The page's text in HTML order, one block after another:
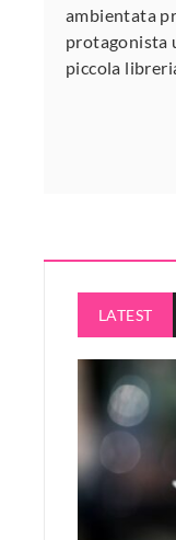
ambientata
protagonista
piccola
LATEST